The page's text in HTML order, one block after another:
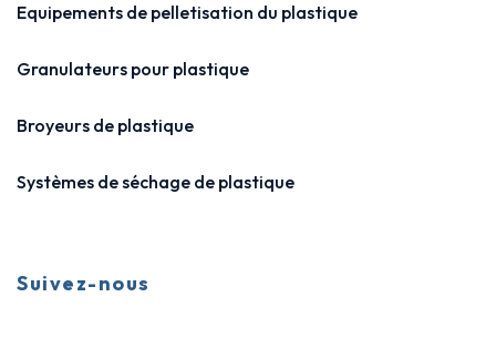
Equipements de pelletisation du plastique
Granulateurs pour plastique
Broyeurs de plastique
Systèmes de séchage de plastique
Suivez-nous